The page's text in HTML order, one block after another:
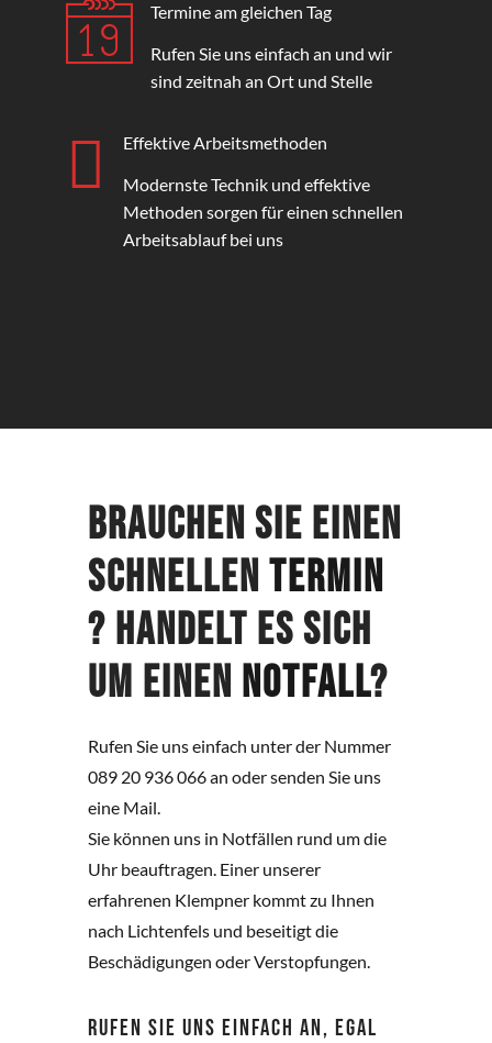
Termine am gleichen Tag
Rufen Sie uns einfach an und wir
sind zeitnah an Ort und Stelle
Effektive Arbeitsmethoden
Modernste Technik und effektive
Methoden sorgen für einen schnellen
Arbeitsablauf bei uns
Brauchen Sie einen
schnellen Termin
? Handelt es sich
um einen Notfall?
Rufen Sie uns einfach unter der Nummer
089 20 936 066 an oder senden Sie uns
eine Mail.
Sie können uns in Notfällen rund um die
Uhr beauftragen. Einer unserer
erfahrenen Klempner kommt zu Ihnen
nach Lichtenfels und beseitigt die
Beschädigungen oder Verstopfungen.
RUFEN SIE UNS EINFACH AN, EGAL